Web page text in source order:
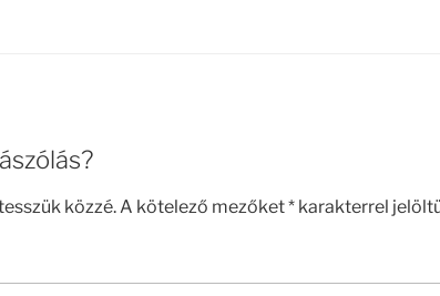
közzé.A kötelező mezőket* karakterrel